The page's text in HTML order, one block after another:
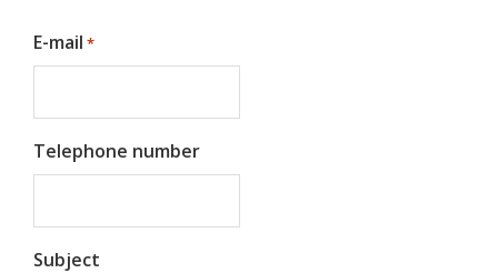
E-mail *
Telephone number
Subject